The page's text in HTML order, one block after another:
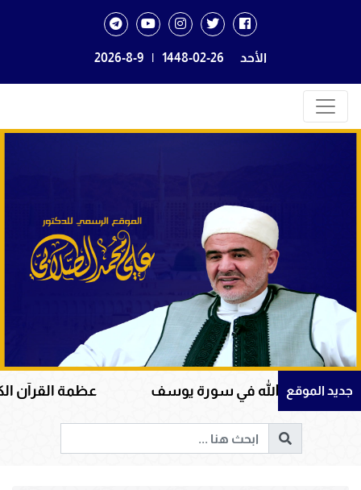
الأحد 1448-02-26
|
2026-8-9
جديد الموقع
الله في سورة يوسف عظمة القرآن الكريم في